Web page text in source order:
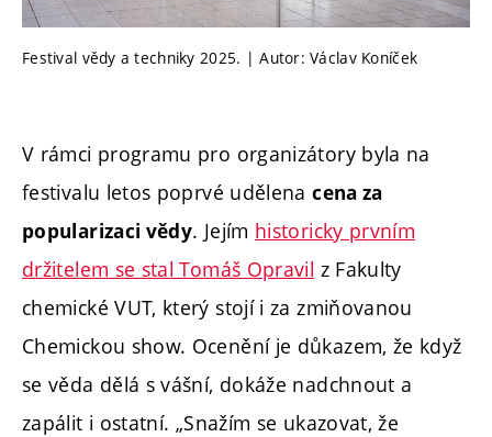
Festival vědy a techniky 2025. | Autor: Václav Koníček
V rámci programu pro organizátory byla na
festivalu letos poprvé udělenacena za
popularizaci vědy. Jejím historicky prvním
držitelem se stal Tomáš Opravil z Fakulty
chemické VUT, který stojí i za zmiňovanou
Chemickou show. Ocenění je důkazem, že když
se věda dělá s vášní, dokáže nadchnout a
zapálit i ostatní. „Snažím se ukazovat, že